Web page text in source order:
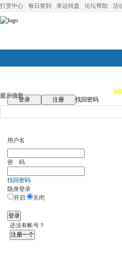
打赏中心 每日签到 幸运转盘 论坛帮助 活
论坛首页 招
登录 注册
找回密码
提示信息
用户名
密 码
找回密码
隐身登录
开启
关闭
登录
还没有帐号？
注册一个